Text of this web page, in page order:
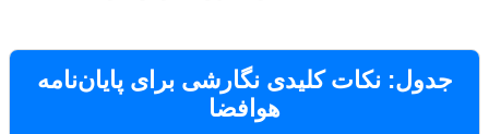
جدول: نکات کلیدی نگارشی برای پایان‌نامه
هوافضا